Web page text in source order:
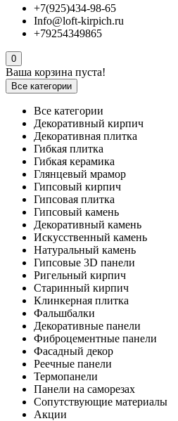
+7(925)434-98-65
Info@loft-kirpich.ru
+79254349865
0
Ваша корзина пуста!
Все категории
Все категории
Декоративный кирпич
Декоративная плитка
Гибкая плитка
Гибкая керамика
Глянцевый мрамор
Гипсовый кирпич
Гипсовая плитка
Гипсовый камень
Декоративный камень
Искусственный камень
Натуральный камень
Гипсовые 3D панели
Ригельный кирпич
Старинный кирпич
Клинкерная плитка
Фальшбалки
Декоративные панели
Фиброцементные панели
Фасадный декор
Реечные панели
Термопанели
Панели на саморезах
Сопутствующие материалы
Акции